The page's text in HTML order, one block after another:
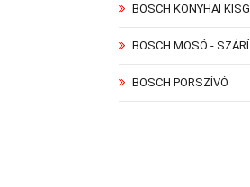
BOSCH KONYHAI
BOSCH MOSÓ -
BOSCH PORSZÍVÓ